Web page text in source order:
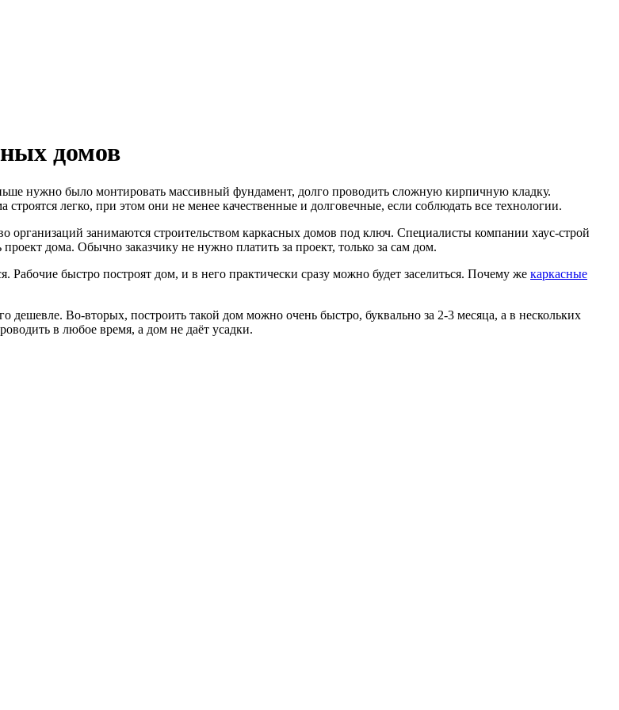
домов
нужно было монтировать массивный фундамент, долго проводить сложную кирпичную кладку.
легко, при этом они не менее качественные и долговечные, если соблюдать все технологии.
организаций занимаются строительством каркасных домов под ключ. Специалисты компании хаус-строй
дома. Обычно заказчику не нужно платить за проект, только за сам дом.
быстро построят дом, и в него практически сразу можно будет заселиться. Почему же каркасные
Во-вторых, построить такой дом можно очень быстро, буквально за 2-3 месяца, а в нескольких
в любое время, а дом не даёт усадки.